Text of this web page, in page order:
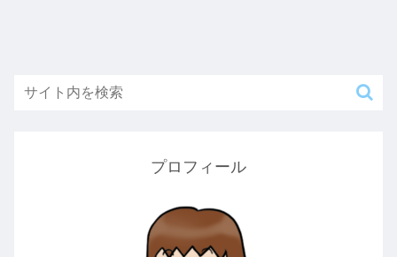
プロフィール